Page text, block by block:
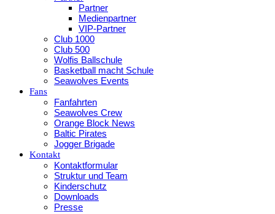
Partner
Medienpartner
VIP-Partner
Club 1000
Club 500
Wolfis Ballschule
Basketball macht Schule
Seawolves Events
Fans
Fanfahrten
Seawolves Crew
Orange Block News
Baltic Pirates
Jogger Brigade
Kontakt
Kontaktformular
Struktur und Team
Kinderschutz
Downloads
Presse